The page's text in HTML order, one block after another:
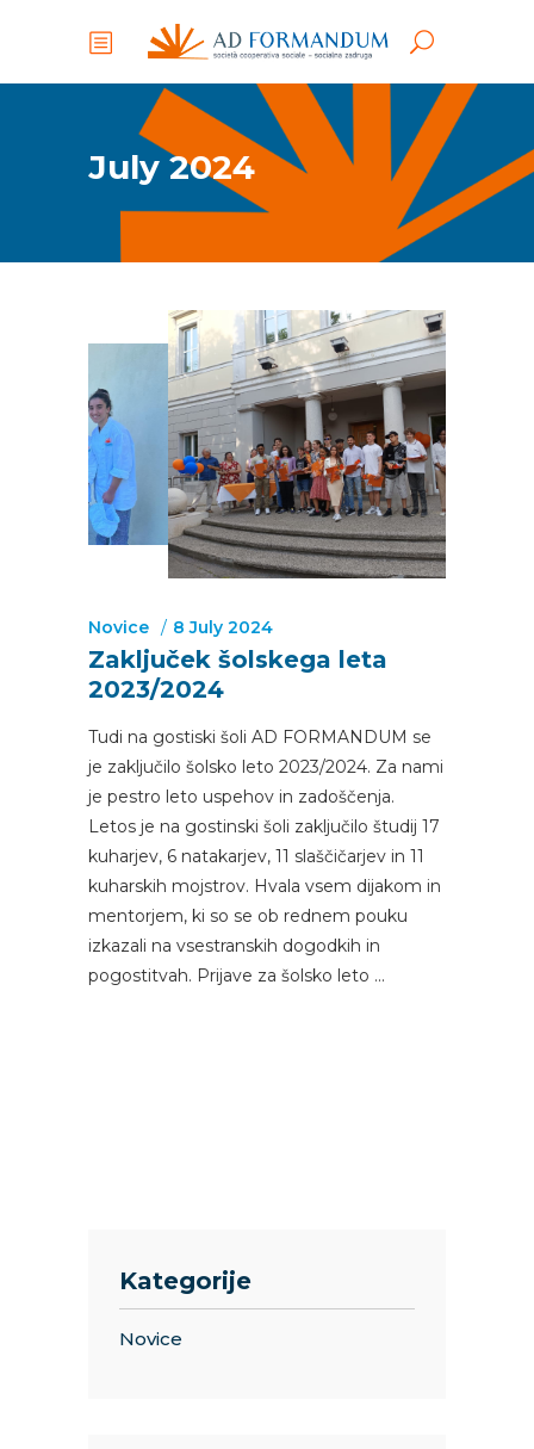
July 2024
Novice 8 July 2024
Zaključek šolskega leta
2023/2024
Tudi na gostiski šoli AD FORMANDUM se
je zaključilo šolsko leto 2023/2024. Za nami
je pestro leto uspehov in zadoščenja.
Letos je na gostinski šoli zaključilo študij 17
kuharjev, 6 natakarjev, 11 slaščičarjev in 11
kuharskih mojstrov. Hvala vsem dijakom in
mentorjem, ki so se ob rednem pouku
izkazali na vsestranskih dogodkih in
pogostitvah. Prijave za šolsko leto
Kategorije
Novice